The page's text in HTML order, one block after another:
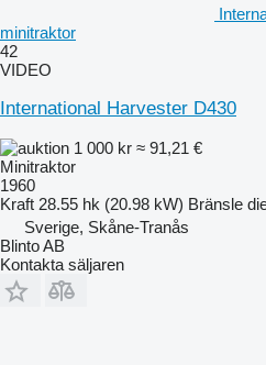
minitraktor
42
VIDEO
International Harvester D430
1 000 kr ≈ 91,21 €
Minitraktor
1960
Kraft 28.55 hk (20.98 kW) Bränsle
Sverige, Skåne-Tranås
Blinto AB
Kontakta säljaren